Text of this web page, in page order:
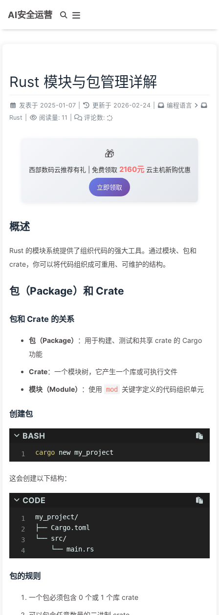
AI安全运营
Rust 模块与包管理详解
发表于 2025-01-07 更新于 2026-02-24
编程语言
Rust
阅读量: 11 评论数:
🎁
西部数码云推荐有礼 | 免费领取 2160元云主机新购优惠
立即领取
概述
Rust 的模块系统提供了组织代码的强大工具。通过模块、包和
crate，你可以将代码组织成可重用、可维护的结构。
包（Package）和 Crate
包和 Crate 的关系
包（Package）
：用于构建、测试和共享 crate 的 Cargo
功能
Crate：一个模块树，它产生一个库或可执行文件
模块（Module） ：使用 mod 关键字定义的代码组织单元
创建包
BASH
cargo new my_project
这会创建以下结构：
CODE
my_project/
├── Cargo.toml
└── src/
    └── main.rs
包的规则
一个包必须包含 0 个或 1 个库 crate